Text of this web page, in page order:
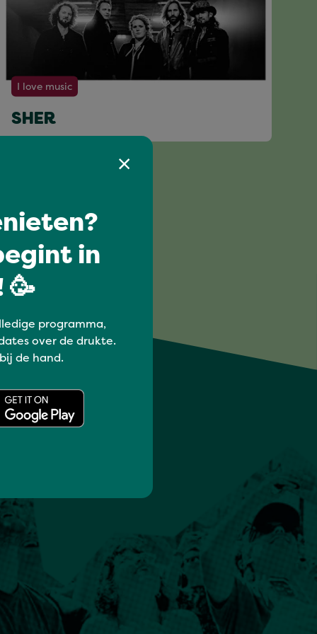
I love music
SHER
in
🥳
programma,
over de drukte.
de hand.